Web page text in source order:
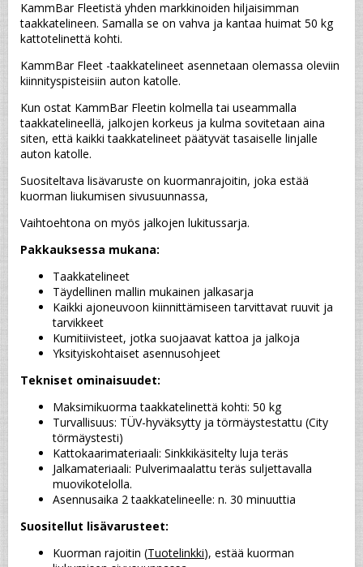
KammBar Fleetistä yhden markkinoiden hiljaisimman
taakkatelineen. Samalla se on vahva ja kantaa huimat 50 kg
kattotelinettä kohti.
KammBar Fleet -taakkatelineet asennetaan olemassa oleviin
kiinnityspisteisiin auton katolle.
Kun ostat KammBar Fleetin kolmella tai useammalla
taakkatelineellä, jalkojen korkeus ja kulma sovitetaan aina
siten, että kaikki taakkatelineet päätyvät tasaiselle linjalle
auton katolle.
Suositeltava lisävaruste on kuormanrajoitin, joka estää
kuorman liukumisen sivusuunnassa,
Vaihtoehtona on myös jalkojen lukitussarja.
Pakkauksessa mukana:
Taakkatelineet
Täydellinen mallin mukainen jalkasarja
Kaikki ajoneuvoon kiinnittämiseen tarvittavat ruuvit ja
tarvikkeet
Kumitiivisteet, jotka suojaavat kattoa ja jalkoja
Yksityiskohtaiset asennusohjeet
Tekniset ominaisuudet:
Maksimikuorma taakkatelinettä kohti: 50 kg
Turvallisuus: TÜV-hyväksytty ja törmäystestattu (City
törmäystesti)
Kattokaarimateriaali: Sinkkikäsitelty luja teräs
Jalkamateriaali: Pulverimaalattu teräs suljettavalla
muovikotelolla.
Asennusaika 2 taakkatelineelle: n. 30 minuuttia
Suositellut lisävarusteet:
Kuorman rajoitin (Tuotelinkki), estää kuorman